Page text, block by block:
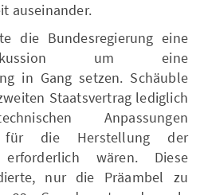
auseinander.
die Bundesregierung eine
um eine
in Gang setzen. Schäuble
Staatsvertrag lediglich
Anpassungen
für die Herstellung der
wären. Diese
nur die Präambel zu